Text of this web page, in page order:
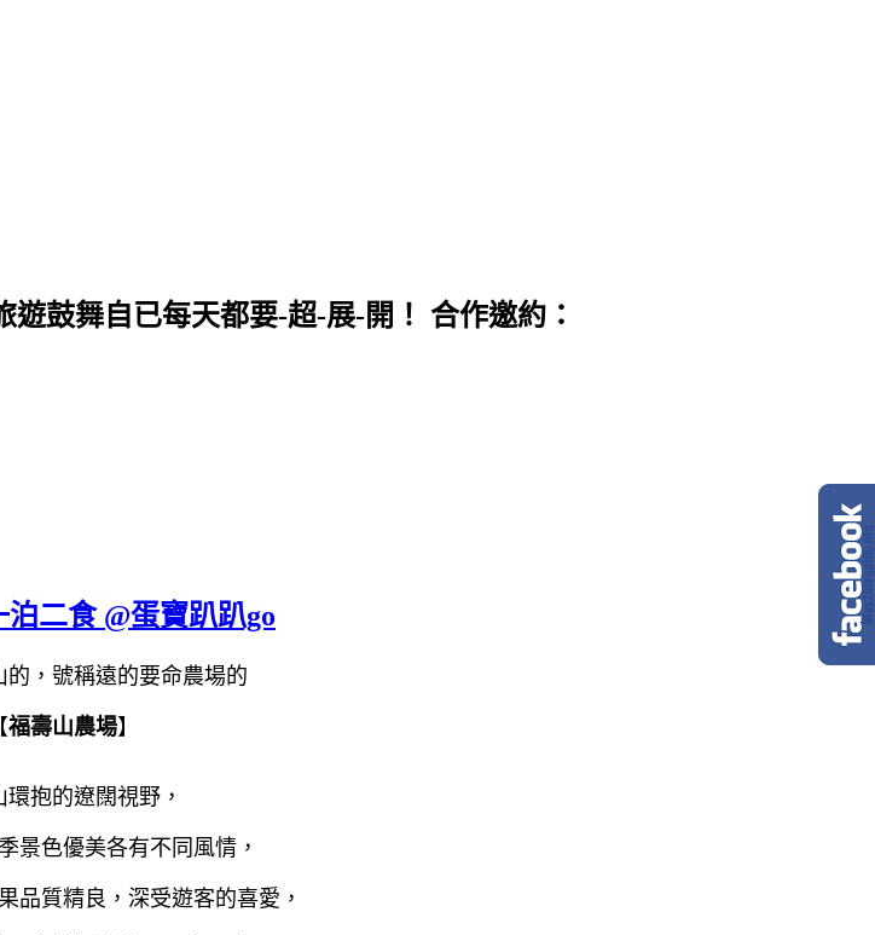
鼓舞自已每天都要-超-展-開！ 合作邀約：
二食 @蛋寶趴趴go
的，號稱遠的要命農場的
【福壽山農場】
環抱的遼闊視野，
景色優美各有不同風情，
品質精良，深受遊客的喜愛，